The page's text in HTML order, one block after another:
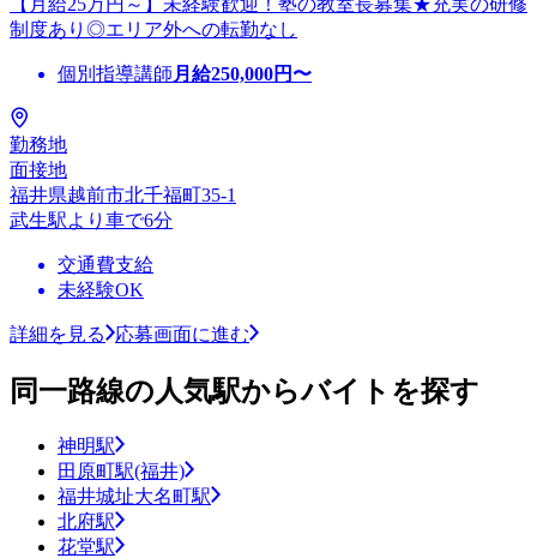
制度あり◎エリア外への転勤なし
個別指導講師 月給250,000円〜
勤務地
面接地
福井県越前市北千福町35-1
武生駅より車で6分
交通費支給
未経験OK
詳細を見る 応募画面に進む
同一路線の人気駅からバイトを探す
神明駅
田原町駅(福井)
福井城址大名町駅
北府駅
花堂駅